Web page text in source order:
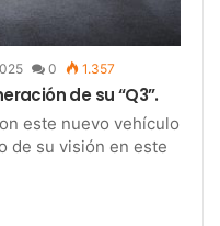
0 1.357
de su “Q3”.
este nuevo vehículo
de su visión en este